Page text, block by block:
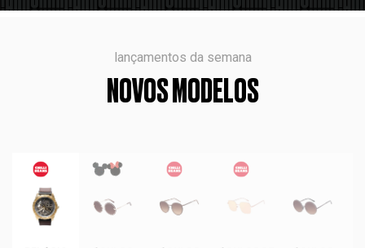
lançamentos da semana
NOVOS MODELOS